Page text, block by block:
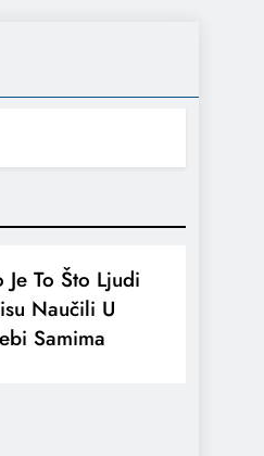
To Što Ljudi
Naučili U
Samima